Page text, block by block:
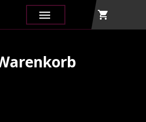
||| shopping_cart